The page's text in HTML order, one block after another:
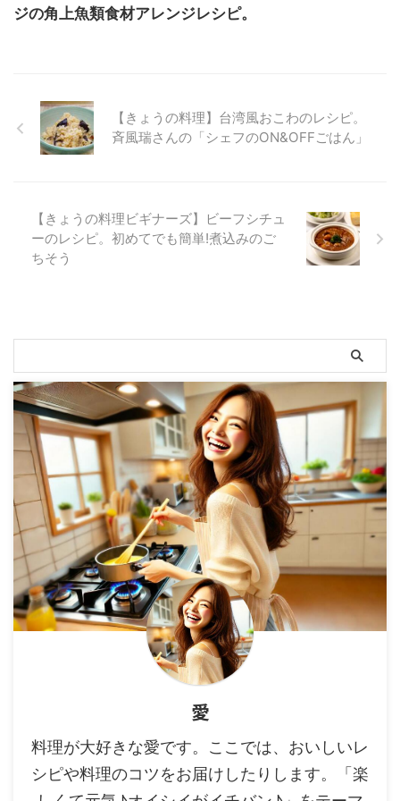
ジの角上魚類食材アレンジレシピ。
【きょうの料理】台湾風おこわのレシピ。
斉風瑞さんの「シェフのON&OFFごはん」
【きょうの料理ビギナーズ】ビーフシチュ
ーのレシピ。初めてでも簡単!煮込みのご
ちそう
愛
料理が大好きな愛です。ここでは、おいしいレ
シピや料理のコツをお届けしたりします。「楽